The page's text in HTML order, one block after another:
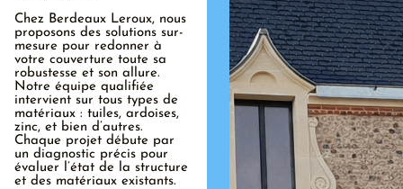
Chez Berdeaux Leroux, nous
proposons des solutions sur-
mesure pour redonner à
votre couverture toute sa
robustesse et son allure.
Notre équipe qualifiée
intervient sur tous types de
matériaux : tuiles, ardoises,
zinc, et bien d’autres.
Chaque projet débute par
un diagnostic précis pour
évaluer l’état de la structure
et des matériaux existants.